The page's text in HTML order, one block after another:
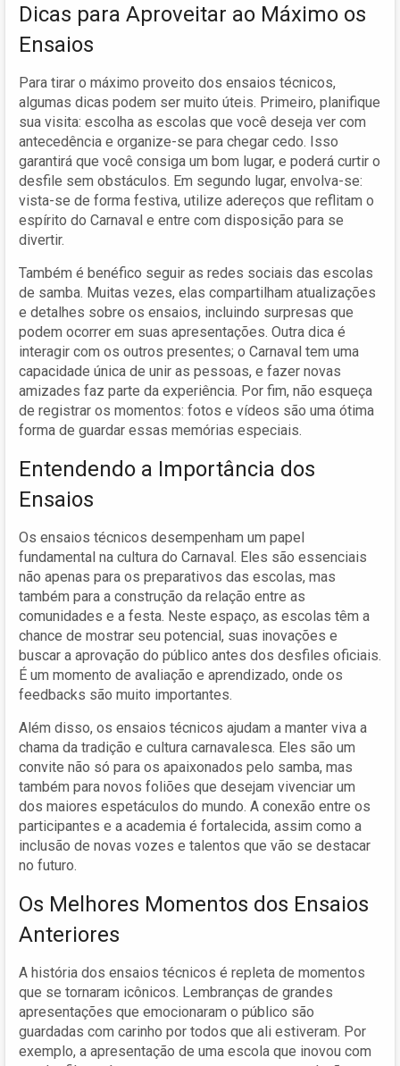
Dicas para Aproveitar ao Máximo os
Ensaios
Para tirar o máximo proveito dos ensaios técnicos,
algumas dicas podem ser muito úteis. Primeiro, planifique
sua visita: escolha as escolas que você deseja ver com
antecedência e organize-se para chegar cedo. Isso
garantirá que você consiga um bom lugar, e poderá curtir o
desfile sem obstáculos. Em segundo lugar, envolva-se:
vista-se de forma festiva, utilize adereços que reflitam o
espírito do Carnaval e entre com disposição para se
divertir.
Também é benéfico seguir as redes sociais das escolas
de samba. Muitas vezes, elas compartilham atualizações
e detalhes sobre os ensaios, incluindo surpresas que
podem ocorrer em suas apresentações. Outra dica é
interagir com os outros presentes; o Carnaval tem uma
capacidade única de unir as pessoas, e fazer novas
amizades faz parte da experiência. Por fim, não esqueça
de registrar os momentos: fotos e vídeos são uma ótima
forma de guardar essas memórias especiais.
Entendendo a Importância dos
Ensaios
Os ensaios técnicos desempenham um papel
fundamental na cultura do Carnaval. Eles são essenciais
não apenas para os preparativos das escolas, mas
também para a construção da relação entre as
comunidades e a festa. Neste espaço, as escolas têm a
chance de mostrar seu potencial, suas inovações e
buscar a aprovação do público antes dos desfiles oficiais.
É um momento de avaliação e aprendizado, onde os
feedbacks são muito importantes.
Além disso, os ensaios técnicos ajudam a manter viva a
chama da tradição e cultura carnavalesca. Eles são um
convite não só para os apaixonados pelo samba, mas
também para novos foliões que desejam vivenciar um
dos maiores espetáculos do mundo. A conexão entre os
participantes e a academia é fortalecida, assim como a
inclusão de novas vozes e talentos que vão se destacar
no futuro.
Os Melhores Momentos dos Ensaios
Anteriores
A história dos ensaios técnicos é repleta de momentos
que se tornaram icônicos. Lembranças de grandes
apresentações que emocionaram o público são
guardadas com carinho por todos que ali estiveram. Por
exemplo, a apresentação de uma escola que inovou com